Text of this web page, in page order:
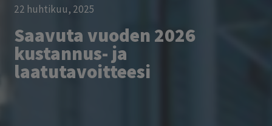
22 huhtikuu, 2025
Saavuta vuoden 2026
kustannus- ja
laatutavoitteesi